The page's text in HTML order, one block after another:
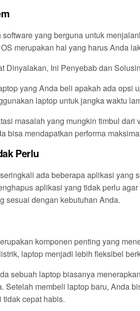
yang berguna untuk
merupakan hal yang harus Anda
Dinyalakan, Ini Penyebab dan
yang Anda beli apakah ada opsi
laptop untuk jangka waktu
masalah yang mungkin timbul dari
bisa mendapatkan performa
Perlu
ada beberapa aplikasi yang
aplikasi yang tidak perlu
sesuai dengan kebutuhan Anda.
komponen penting yang
laptop menjadi lebih fleksibel
sebuah laptop biasanya
Setelah membeli laptop baru, Anda
cepat habis.